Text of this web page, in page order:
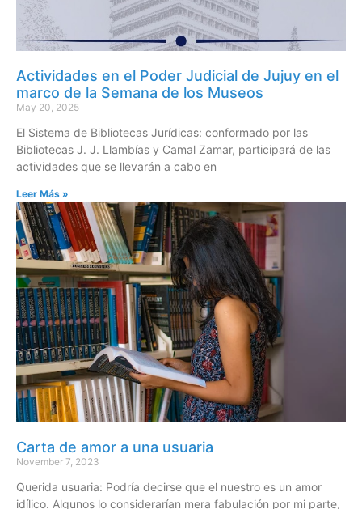
Actividades en el Poder Judicial de Jujuy en el
marco de la Semana de los Museos
May 20, 2025
El Sistema de Bibliotecas Jurídicas: conformado por las
Bibliotecas J. J. Llambías y Camal Zamar, participará de las
actividades que se llevarán a cabo en
Leer Más »
Carta de amor a una usuaria
November 7, 2023
Querida usuaria: Podría decirse que el nuestro es un amor
idílico. Algunos lo considerarían mera fabulación por mi parte,